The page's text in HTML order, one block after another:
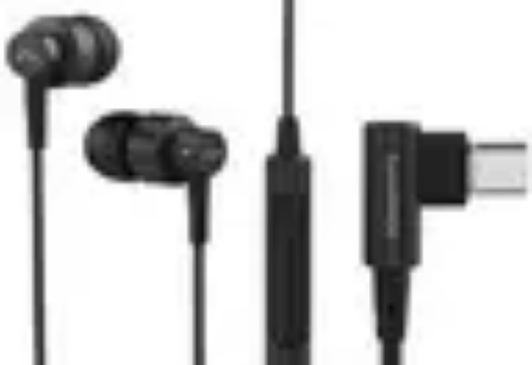
Pilotes Formule 1
techniques de pilotage
PilotesCircuitsCarrière
Pilotes Formule 1